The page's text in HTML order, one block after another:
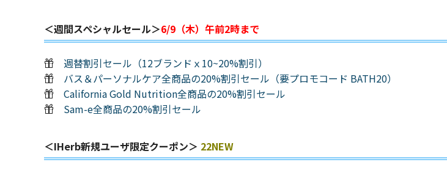
＜週間スペシャルセール＞6/9（木）午前2時まで
週替割引セール（12ブランドｘ10~20%割引）
バス＆パーソナルケア全商品の20%割引セール（要プロモコード BATH20）
California Gold Nutrition全商品の20%割引セール
Sam-e全商品の20%割引セール
＜iHerb新規ユーザ限定クーポン＞ 22NEW